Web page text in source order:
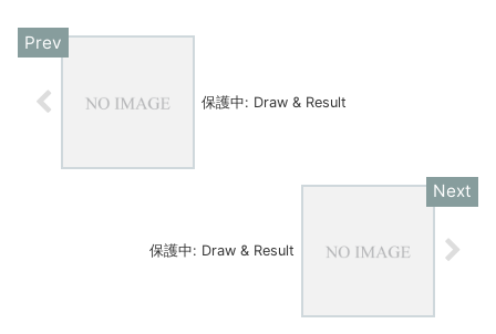
保護中: Draw & Result
保護中: Draw & Result